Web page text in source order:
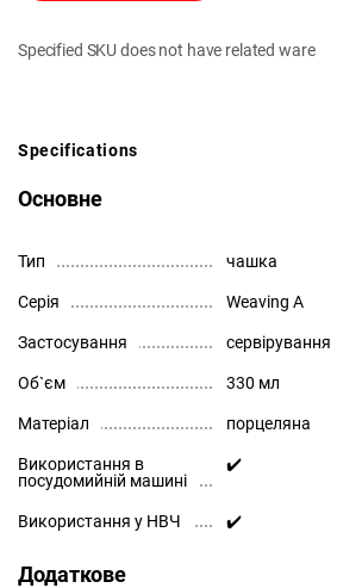
Specified SKU does not have related ware
Specifications
Основне
Тип чашка
Серія Weaving A
Застосування сервірування
Об`єм 330 мл
Матеріал порцеляна
Використання в
посудомийній машині
✔️
Використання у НВЧ ✔️
Додаткове